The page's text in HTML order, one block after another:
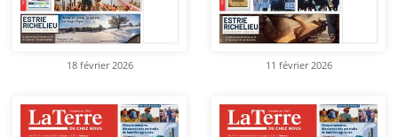
18 février 2026 11 février 2026